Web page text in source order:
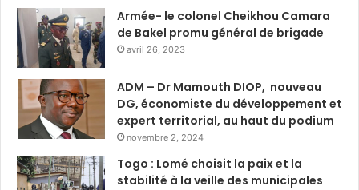
Armée- le colonel Cheikhou Camara
de Bakel promu général de brigade
avril 26, 2023
ADM – Dr Mamouth DIOP, nouveau
DG, économiste du développement et
expert territorial, au haut du podium
novembre 2, 2024
Togo : Lomé choisit la paix et la
stabilité à la veille des municipales